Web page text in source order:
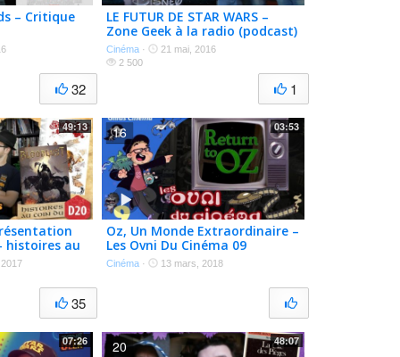
– Critique
32
LE FUTUR DE STAR WARS –
Zone Geek à la radio (podcast)
Cinéma ·
21 mai, 2016
2 500
1
49:13
histoires au
35
03:53
Oz, Un Monde Extraordinaire –
Les Ovni Du Cinéma 09
Cinéma · 13 mars, 2018
16
07:26 48:07
20